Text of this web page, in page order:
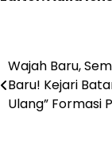
navigation
Wajah Baru,
Baru! Kejari
Ulang” Formasi